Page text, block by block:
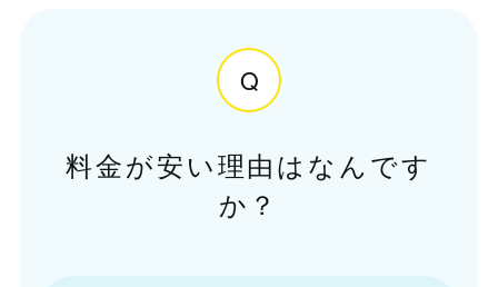
Q
料金が安い理由はなんです
か？